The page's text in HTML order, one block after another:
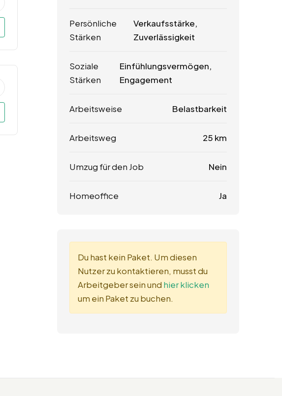
Persönliche
Stärken
Verkaufsstärke,
Zuverlässigkeit
Soziale
Stärken
Einfühlungsvermögen,
Engagement
Arbeitsweise Belastbarkeit
Arbeitsweg 25 km
Umzug für den Job Nein
Homeoffice Ja
Du hast kein Paket. Um diesen
Nutzer zu kontaktieren, musst du
Arbeitgeber sein und hier klicken
um ein Paket zu buchen.